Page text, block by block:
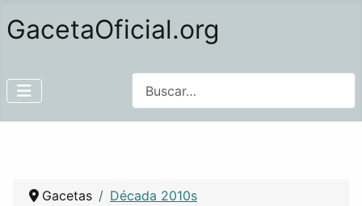
GacetaOficial.org
Gacetas
Década 2010s